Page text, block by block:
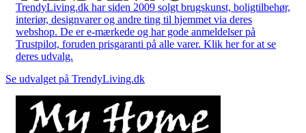
TrendyLiving.dk har siden 2009 solgt brugskunst, boligtilbehør,
interiør, designvarer og andre ting til hjemmet via deres
webshop. De er e-mærkede og har gode anmeldelser på
Trustpilot, foruden prisgaranti på alle varer. Klik her for at se
deres udvalg.
Se udvalget på TrendyLiving.dk